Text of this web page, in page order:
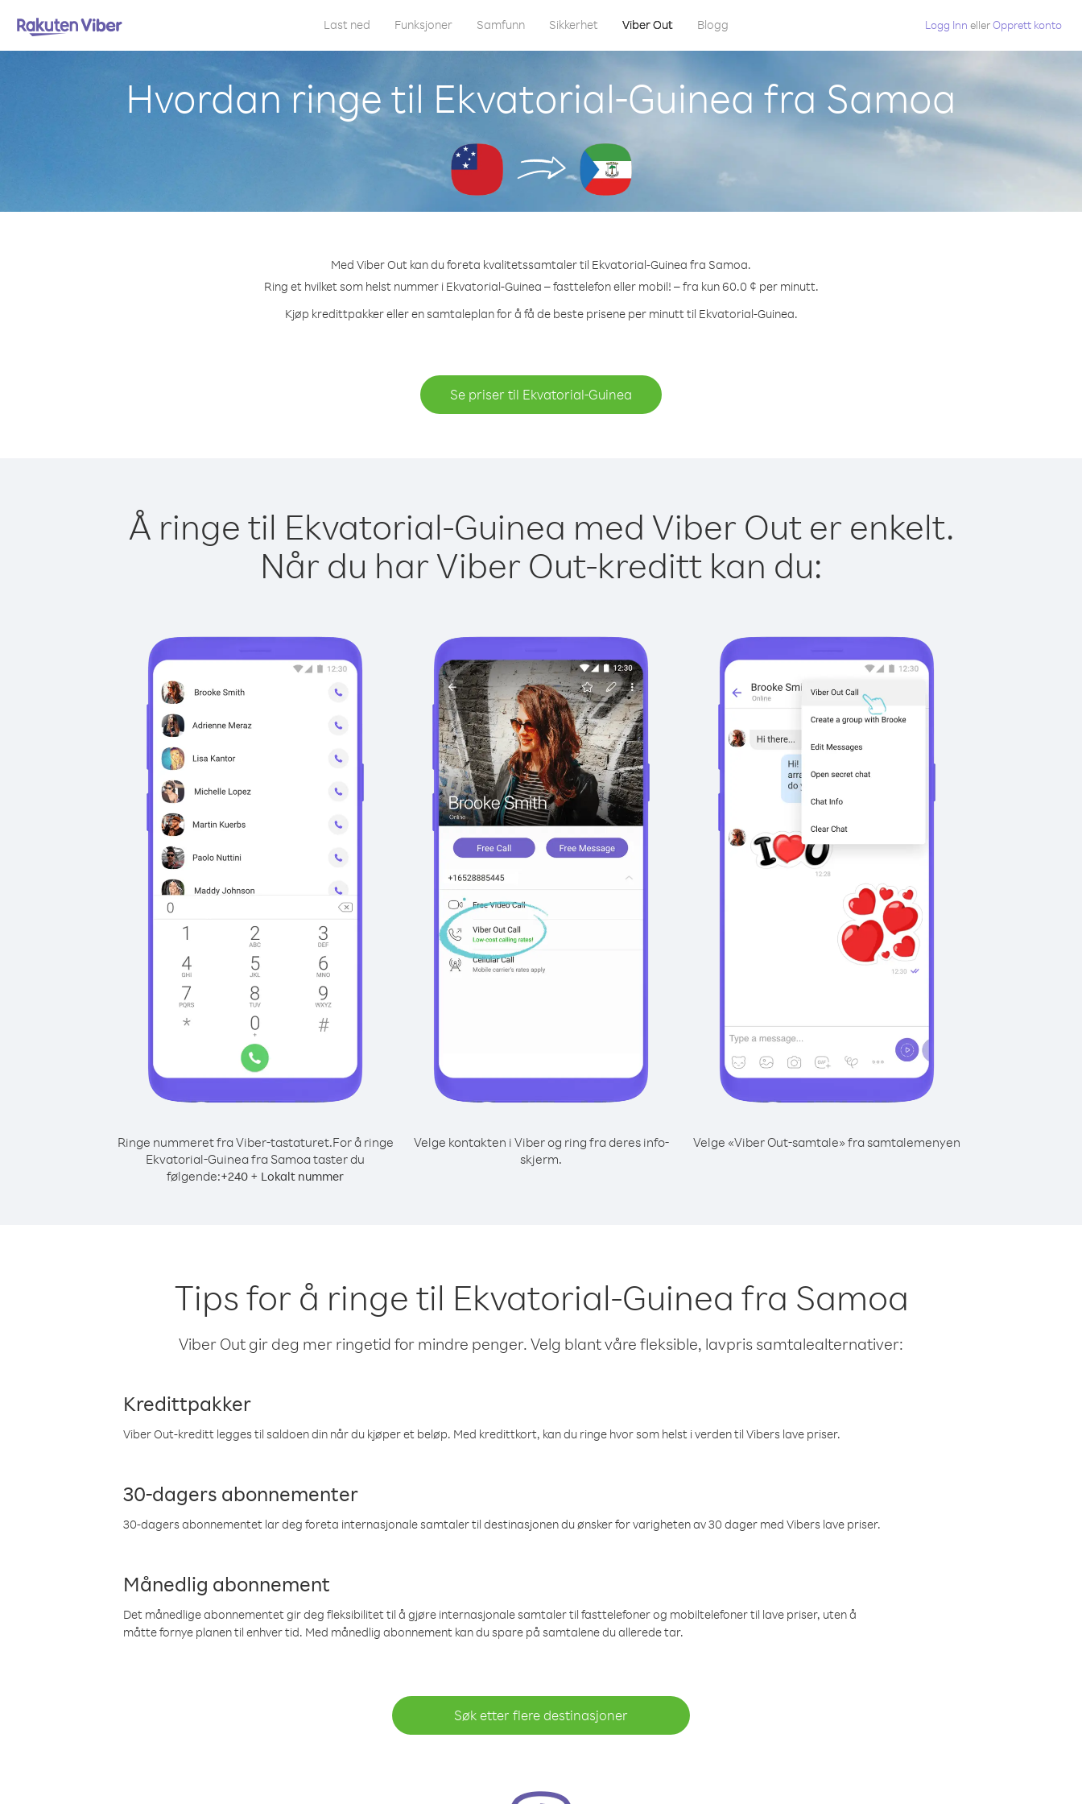
Last ned Funksjoner Samfunn Sikkerhet Viber Out Blogg Logg Inn ellerOpprett konto
Hvordan ringe til Ekvatorial-Guinea fra Samoa
Med Viber Out kan du foreta kvalitetssamtaler til Ekvatorial-Guinea fra Samoa.
Ring et hvilket som helst nummer i Ekvatorial-Guinea – fasttelefon eller mobil! – fra kun 60.0 ¢ per minutt.
Kjøp kredittpakker eller en samtaleplan for å få de beste prisene per minutt til Ekvatorial-Guinea.
Se priser til Ekvatorial-Guinea
Å ringe til Ekvatorial-Guinea med Viber Out er enkelt.
Når du har Viber Out-kreditt kan du:
Ringe nummeret fra Viber-tastaturet.For å ringe
Ekvatorial-Guinea fra Samoa taster du
følgende:+240 + Lokalt nummer
Velge kontakten i Viber og ring fra deres info-
skjerm.
Velge «Viber Out-samtale» fra samtalemenyen
Tips for å ringe til Ekvatorial-Guinea fra Samoa
Viber Out gir deg mer ringetid for mindre penger. Velg blant våre fleksible, lavpris samtalealternativer:
Kredittpakker
Viber Out-kreditt legges til saldoen din når du kjøper et beløp. Med kredittkort, kan du ringe hvor som helst i verden til Vibers lave priser.
30-dagers abonnementer
30-dagers abonnementet lar deg foreta internasjonale samtaler til destinasjonen du ønsker for varigheten av 30 dager med Vibers lave priser.
Månedlig abonnement
Det månedlige abonnementet gir deg fleksibilitet til å gjøre internasjonale samtaler til fasttelefoner og mobiltelefoner til lave priser, uten å
måtte fornye planen til enhver tid. Med månedlig abonnement kan du spare på samtalene du allerede tar.
Søk etter flere destinasjoner